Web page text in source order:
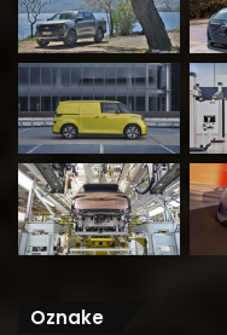
Oznake